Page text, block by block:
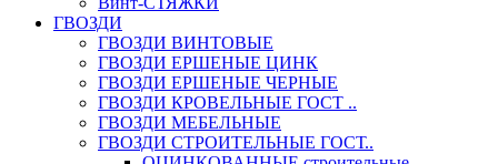
ГВОЗДИ
ГВОЗДИ ВИНТОВЫЕ
ГВОЗДИ ЕРШЕНЫЕ ЦИНК
ГВОЗДИ ЕРШЕНЫЕ ЧЕРНЫЕ
ГВОЗДИ КРОВЕЛЬНЫЕ ГОСТ ..
ГВОЗДИ МЕБЕЛЬНЫЕ
ГВОЗДИ СТРОИТЕЛЬНЫЕ ГОСТ..